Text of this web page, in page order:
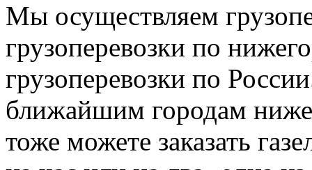
Мы осуществляем
грузоперевозки по
грузоперевозки по
ближайшим городам
тоже можете заказать